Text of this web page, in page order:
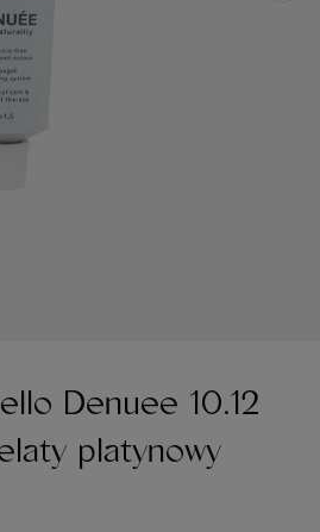
Denuee 10.12
platynowy